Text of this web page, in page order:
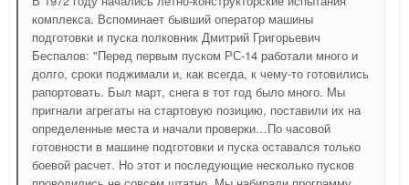
комплекса. Вспоминает бывший оператор машины
подготовки и пуска полковник Дмитрий Григорьевич
Беспалов: "Перед первым пуском РС-14 работали много и
долго, сроки поджимали и, как всегда, к чему-то готовились
рапортовать. Был март, снега в тот год было много. Мы
пригнали агрегаты на стартовую позицию, поставили их на
определенные места и начали проверки…По часовой
готовности в машине подготовки и пуска оставался только
боевой расчет. Но этот и последующие несколько пусков